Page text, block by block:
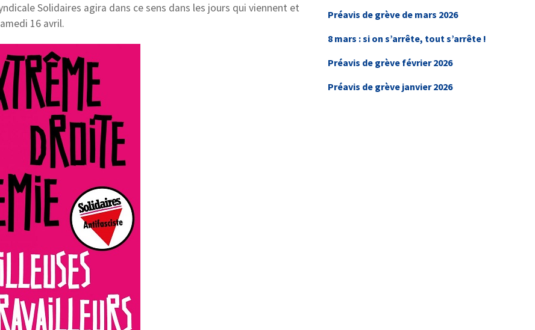
Solidaires agira dans ce sens dans les jours qui viennent et
16 avril.
Préavis de grève de mars 2026
8 mars : si on s’arrête, tout s’arrête !
Préavis de grève février 2026
Préavis de grève janvier 2026